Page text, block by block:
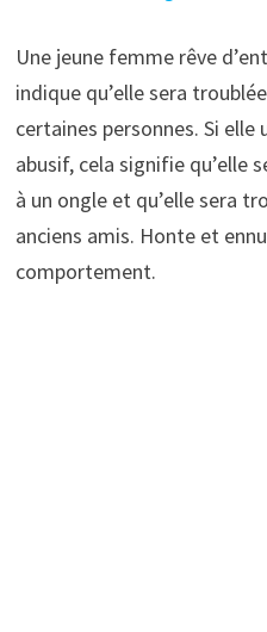
Une jeune femme rêve
indique qu’elle sera
certaines personnes. Si
abusif, cela signifie qu’elle
à un ongle et qu’elle sera
anciens amis. Honte et
comportement.